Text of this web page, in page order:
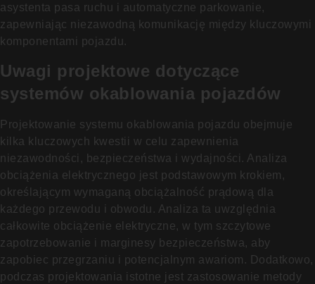
asystenta pasa ruchu i automatyczne parkowanie,
zapewniając niezawodną komunikację między kluczowymi
komponentami pojazdu.
Uwagi projektowe dotyczące
systemów okablowania pojazdów
Projektowanie systemu okablowania pojazdu obejmuje
kilka kluczowych kwestii w celu zapewnienia
niezawodności, bezpieczeństwa i wydajności. Analiza
obciążenia elektrycznego jest podstawowym krokiem,
określającym wymaganą obciążalność prądową dla
każdego przewodu i obwodu. Analiza ta uwzględnia
całkowite obciążenie elektryczne, w tym szczytowe
zapotrzebowanie i marginesy bezpieczeństwa, aby
zapobiec przegrzaniu i potencjalnym awariom. Dodatkowo,
podczas projektowania istotne jest zastosowanie metody